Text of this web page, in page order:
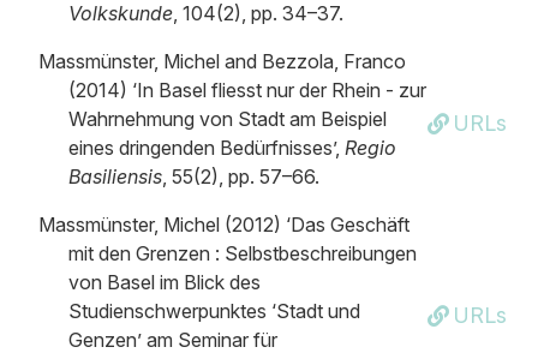
Volkskunde, 104(2), pp. 34–37.
Massmünster, Michel and Bezzola, Franco
(2014) ‘In Basel fliesst nur der Rhein - zur
Wahrnehmung von Stadt am Beispiel
eines dringenden Bedürfnisses’, Regio
Basiliensis, 55(2), pp. 57–66.
URLs
Massmünster, Michel (2012) ‘Das Geschäft
mit den Grenzen : Selbstbeschreibungen
von Basel im Blick des
Studienschwerpunktes ‘Stadt und
Genzen’ am Seminar für
URLs